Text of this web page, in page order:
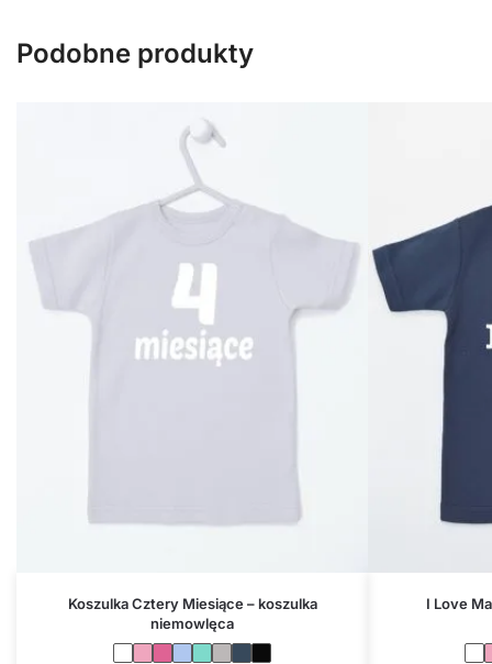
Podobne produkty
Koszulka Cztery Miesiące – koszulka
niemowlęca
I Love